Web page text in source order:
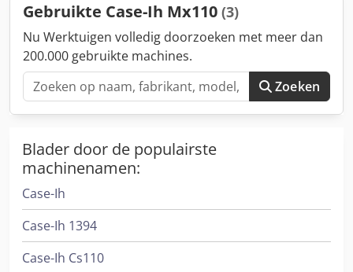
Gebruikte Case-Ih Mx110 (3)
Nu Werktuigen volledig doorzoeken met meer dan
200.000 gebruikte machines.
Zoeken
Blader door de populairste
machinenamen:
Case-Ih
Case-Ih 1394
Case-Ih Cs110